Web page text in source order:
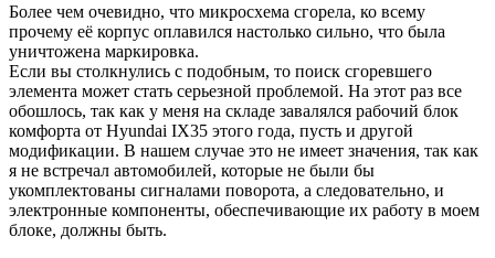
Более чем очевидно, что микросхема сгорела, ко всему
прочему её корпус оплавился настолько сильно, что была
уничтожена маркировка.
Если вы столкнулись с подобным, то поиск сгоревшего
элемента может стать серьезной проблемой. На этот раз все
обошлось, так как у меня на складе завалялся рабочий блок
комфорта от Hyundai IX35 этого года, пусть и другой
модификации. В нашем случае это не имеет значения, так как
я не встречал автомобилей, которые не были бы
укомплектованы сигналами поворота, а следовательно, и
электронные компоненты, обеспечивающие их работу в моем
блоке, должны быть.